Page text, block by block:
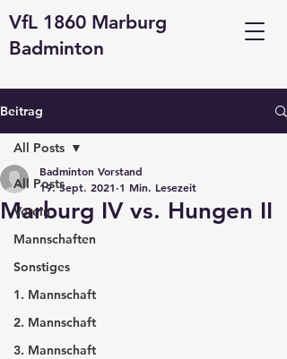
VfL 1860 Marburg
Badminton
Beitrag
All Posts
Verein
Mannschaften
Sonstiges
1. Mannschaft
2. Mannschaft
3. Mannschaft
All Posts
Marburg IV vs. Hungen II
Badminton Vorstand
19. Sept. 2021 1 Min. Lesezeit